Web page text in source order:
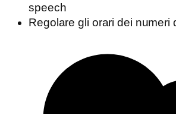
speech
Regolare gli orari dei numeri